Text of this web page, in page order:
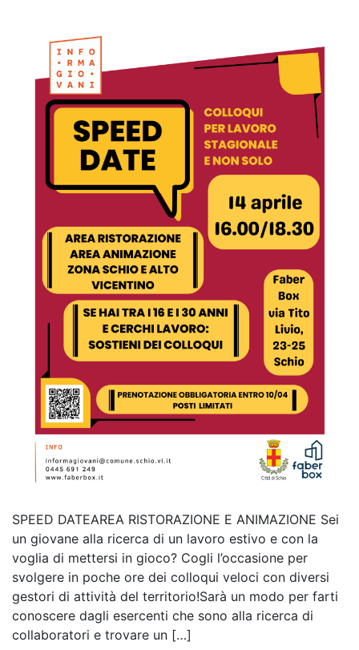
SPEED DATEAREA RISTORAZIONE E ANIMAZIONE Sei
un giovane alla ricerca di un lavoro estivo e con la
voglia di mettersi in gioco? Cogli l’occasione per
svolgere in poche ore dei colloqui veloci con diversi
gestori di attività del territorio!Sarà un modo per farti
conoscere dagli esercenti che sono alla ricerca di
collaboratori e trovare un […]